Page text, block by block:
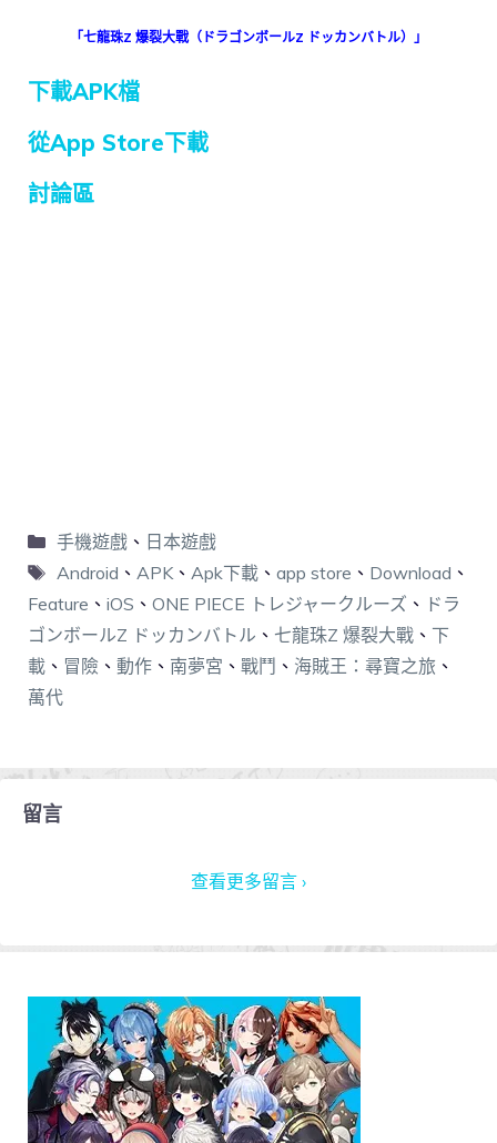
「七龍珠Z 爆裂大戰（ドラゴンボールZ ドッカンバトル）」
下載APK檔
從App Store下載
討論區
手機遊戲、 日本遊戲
Android 、 APK、 Apk下載、 app store 、 Download 、
Feature 、 iOS 、 ONE PIECE トレジャークルーズ 、 ドラ
ゴンボールZ ドッカンバトル 、 七龍珠Z 爆裂大戰 、 下
載 、 冒險 、 動作 、 南夢宮 、 戰鬥 、 海賊王：尋寶之旅 、
萬代
留言
查看更多留言 ›